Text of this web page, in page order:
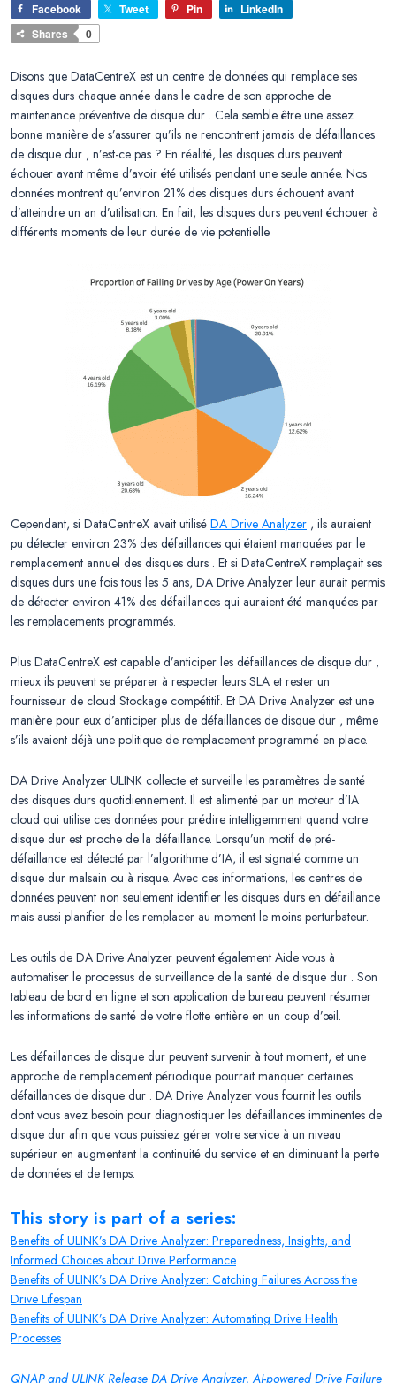
Facebook Tweet Pin
LinkedIn
Shares
0
Disons que DataCentreX est un centre de données qui remplace ses
disques durs chaque année dans le cadre de son approche de
maintenance préventive de disque dur . Cela semble être une assez
bonne manière de s’assurer qu’ils ne rencontrent jamais de défaillances
de disque dur , n’est-ce pas ? En réalité, les disques durs peuvent
échouer avant même d’avoir été utilisés pendant une seule année. Nos
données montrent qu’environ 21% des disques durs échouent avant
d’atteindre un an d’utilisation. En fait, les disques durs peuvent échouer à
différents moments de leur durée de vie potentielle.
Cependant, si DataCentreX avait utilisé DA Drive Analyzer , ils auraient
pu détecter environ 23% des défaillances qui étaient manquées par le
remplacement annuel des disques durs . Et si DataCentreX remplaçait ses
disques durs une fois tous les 5 ans, DA Drive Analyzer leur aurait permis
de détecter environ 41% des défaillances qui auraient été manquées par
les remplacements programmés.
Plus DataCentreX est capable d’anticiper les défaillances de disque dur ,
mieux ils peuvent se préparer à respecter leurs SLA et rester un
fournisseur de cloud Stockage compétitif. Et DA Drive Analyzer est une
manière pour eux d’anticiper plus de défaillances de disque dur , même
s’ils avaient déjà une politique de remplacement programmé en place.
DA Drive Analyzer ULINK collecte et surveille les paramètres de santé
des disques durs quotidiennement. Il est alimenté par un moteur d’IA
cloud qui utilise ces données pour prédire intelligemment quand votre
disque dur est proche de la défaillance. Lorsqu’un motif de pré-
défaillance est détecté par l’algorithme d’IA, il est signalé comme un
disque dur malsain ou à risque. Avec ces informations, les centres de
données peuvent non seulement identifier les disques durs en défaillance
mais aussi planifier de les remplacer au moment le moins perturbateur.
Les outils de DA Drive Analyzer peuvent également Aide vous à
automatiser le processus de surveillance de la santé de disque dur . Son
tableau de bord en ligne et son application de bureau peuvent résumer
les informations de santé de votre flotte entière en un coup d’œil.
Les défaillances de disque dur peuvent survenir à tout moment, et une
approche de remplacement périodique pourrait manquer certaines
défaillances de disque dur . DA Drive Analyzer vous fournit les outils
dont vous avez besoin pour diagnostiquer les défaillances imminentes de
disque dur afin que vous puissiez gérer votre service à un niveau
supérieur en augmentant la continuité du service et en diminuant la perte
de données et de temps.
This story is part of a series:
Benefits of ULINK’s DA Drive Analyzer: Preparedness, Insights, and
Informed Choices about Drive Performance
Benefits of ULINK’s DA Drive Analyzer: Catching Failures Across the
Drive Lifespan
Benefits of ULINK’s DA Drive Analyzer: Automating Drive Health
Processes
QNAP and ULINK Release DA Drive Analyzer, AI-powered Drive Failure